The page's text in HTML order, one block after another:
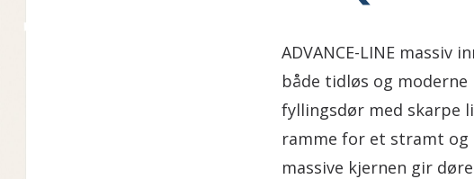
ADVANCE-LINE massiv
både tidløs og
fyllingsdør med skarpe
ramme for et stramt og
massive kjernen gir